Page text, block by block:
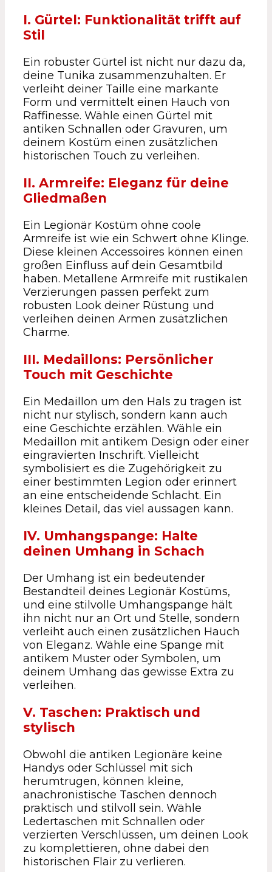
I. Gürtel: Funktionalität trifft auf
Stil
Ein robuster Gürtel ist nicht nur dazu da,
deine Tunika zusammenzuhalten. Er
verleiht deiner Taille eine markante
Form und vermittelt einen Hauch von
Raffinesse. Wähle einen Gürtel mit
antiken Schnallen oder Gravuren, um
deinem Kostüm einen zusätzlichen
historischen Touch zu verleihen.
II. Armreife: Eleganz für deine
Gliedmaßen
Ein Legionär Kostüm ohne coole
Armreife ist wie ein Schwert ohne Klinge.
Diese kleinen Accessoires können einen
großen Einfluss auf dein Gesamtbild
haben. Metallene Armreife mit rustikalen
Verzierungen passen perfekt zum
robusten Look deiner Rüstung und
verleihen deinen Armen zusätzlichen
Charme.
III. Medaillons: Persönlicher
Touch mit Geschichte
Ein Medaillon um den Hals zu tragen ist
nicht nur stylisch, sondern kann auch
eine Geschichte erzählen. Wähle ein
Medaillon mit antikem Design oder einer
eingravierten Inschrift. Vielleicht
symbolisiert es die Zugehörigkeit zu
einer bestimmten Legion oder erinnert
an eine entscheidende Schlacht. Ein
kleines Detail, das viel aussagen kann.
IV. Umhangspange: Halte
deinen Umhang in Schach
Der Umhang ist ein bedeutender
Bestandteil deines Legionär Kostüms,
und eine stilvolle Umhangspange hält
ihn nicht nur an Ort und Stelle, sondern
verleiht auch einen zusätzlichen Hauch
von Eleganz. Wähle eine Spange mit
antikem Muster oder Symbolen, um
deinem Umhang das gewisse Extra zu
verleihen.
V. Taschen: Praktisch und
stylisch
Obwohl die antiken Legionäre keine
Handys oder Schlüssel mit sich
herumtrugen, können kleine,
anachronistische Taschen dennoch
praktisch und stilvoll sein. Wähle
Ledertaschen mit Schnallen oder
verzierten Verschlüssen, um deinen Look
zu komplettieren, ohne dabei den
historischen Flair zu verlieren.